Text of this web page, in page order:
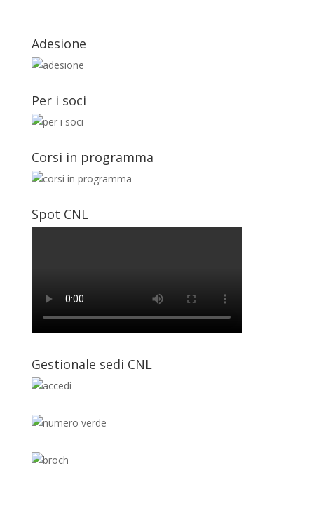
Adesione
Per i soci
Corsi in programma
Spot CNL
Gestionale sedi CNL